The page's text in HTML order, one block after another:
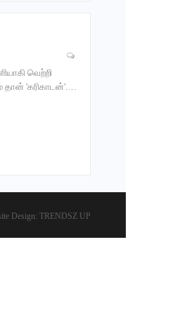
வெற்றி
தான் 'கரிகாடன்'.…
Design: TRENDSZ UP